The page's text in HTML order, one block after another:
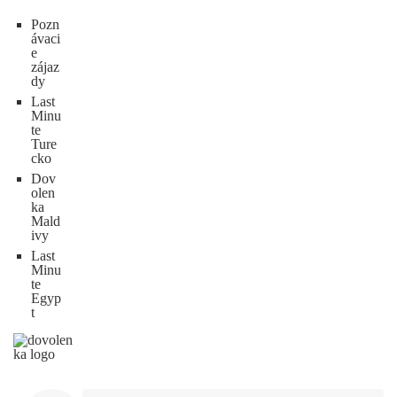
Pozn
ávaci
e
zájaz
dy
Last
Minu
te
Ture
cko
Dov
olen
ka
Mald
ivy
Last
Minu
te
Egyp
t